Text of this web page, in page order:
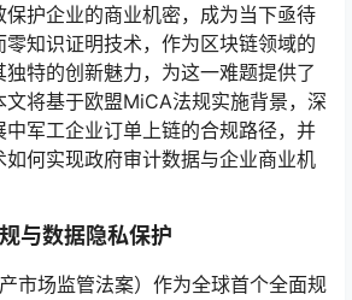
护企业的商业机密，成为当下亟待
知识证明技术，作为区块链领域的
特的创新魅力，为这一难题提供了
将基于欧盟MiCA法规实施背景，深
中军工企业订单上链的合规路径，并
何实现政府审计数据与企业商业机
与数据隐私保护
市场监管法案）作为全球首个全面规